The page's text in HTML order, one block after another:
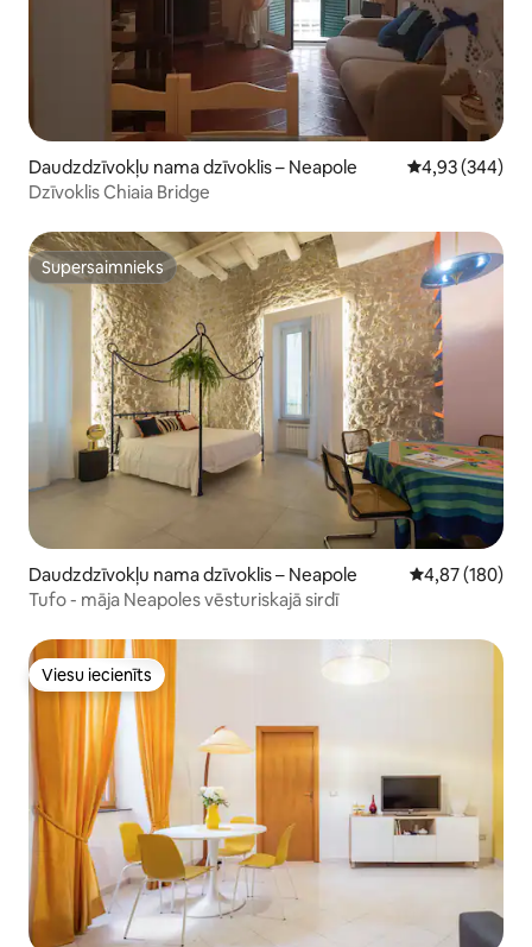
Daudzdzīvokļu nama dzīvoklis – Neapole Vidējais
4,93 (344)
Dzīvoklis Chiaia Bridge
Supersaimnieks
Supersaimnieks
Daudzdzīvokļu nama dzīvoklis – Neapole Vidējais
4,87 (180)
Tufo - māja Neapoles vēsturiskajā sirdī
Viesu iecienīts
Viesu iecienīts